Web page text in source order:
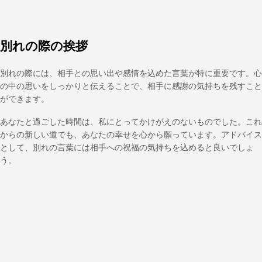
別れの際の挨拶
別れの際には、相手との思い出や感情を込めた言葉が特に重要です。心
の中の思いをしっかりと伝えることで、相手に感謝の気持ちを残すこと
ができます。
あなたと過ごした時間は、私にとってかけがえのないものでした。これ
からの新しい道でも、あなたの幸せを心から願っています。アドバイス
として、別れの言葉には相手への祝福の気持ちを込めると良いでしょ
う。